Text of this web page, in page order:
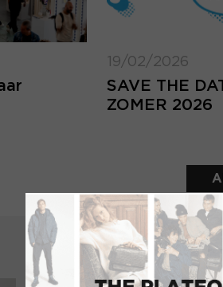
19/02/2026
SAVE THE
ZOMER 2026